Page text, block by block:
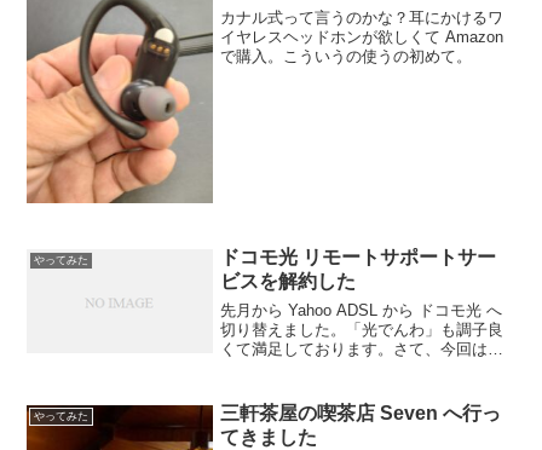
カナル式って言うのかな？耳にかけるワ
イヤレスヘッドホンが欲しくて Amazon
で購入。こういうの使うの初めて。
やってみた
ドコモ光 リモートサポートサー
ビスを解約した
先月から Yahoo ADSL から ドコモ光 へ
切り替えました。「光でんわ」も調子良
くて満足しております。さて、今回は申
ました。
やってみた
三軒茶屋の喫茶店 Seven へ行っ
てきました